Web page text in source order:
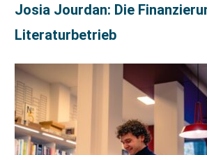
Josia Jourdan: Die
Literaturbetrieb